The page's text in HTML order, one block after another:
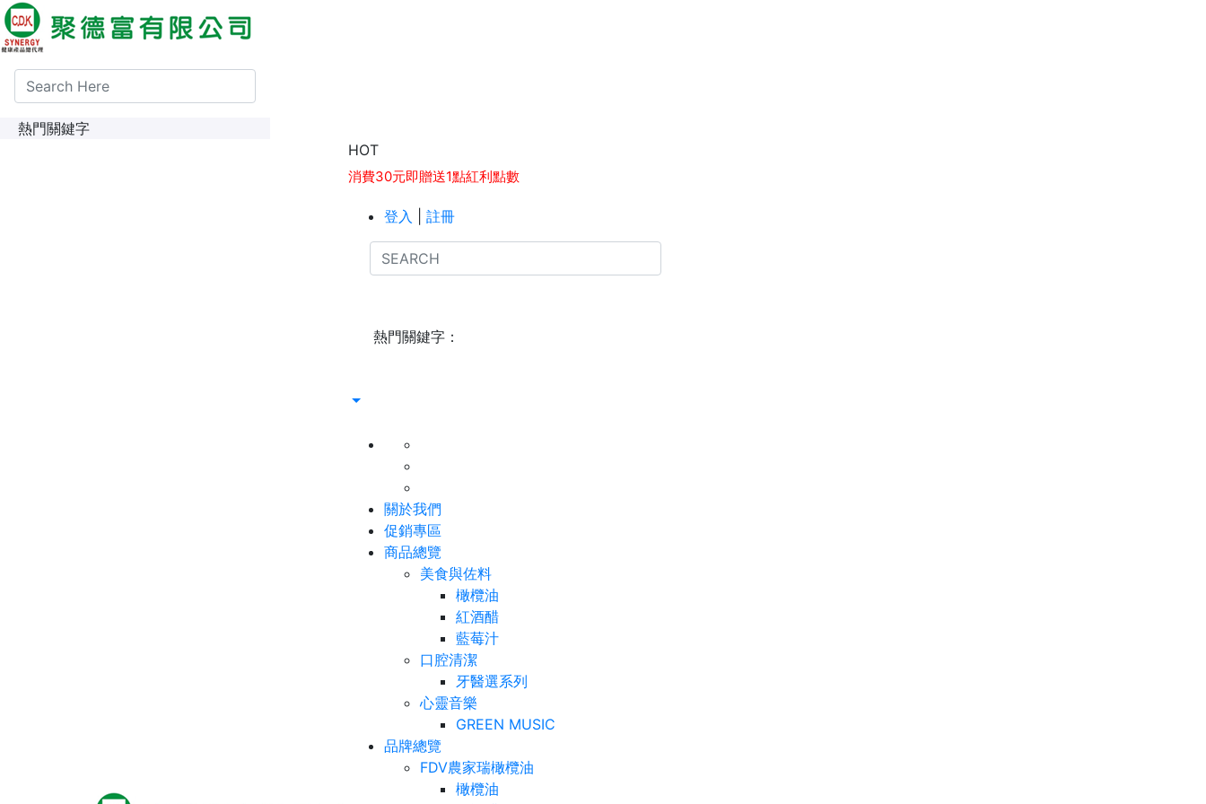
熱門關鍵字
HOT
1點紅利點數 等同 1元現金，可於下次消費時折抵。
消費30元即贈送1點紅利點數
登入 註冊
熱門關鍵字：
關於我們
促銷專區
商品總覽
美食與佐料
橄欖油
紅酒醋
藍莓汁
口腔清潔
牙醫選系列
心靈音樂
GREEN MUSIC
品牌總覽
FDV農家瑞橄欖油
橄欖油